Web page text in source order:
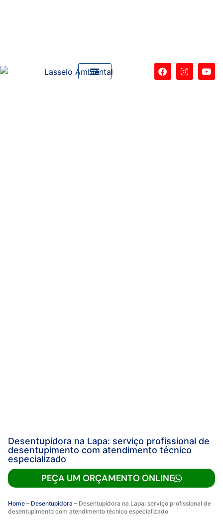
Desentupidora na Lapa: serviço profissional de
desentupimento com atendimento técnico
especializado
PEÇA UM ORÇAMENTO ONLINE
Home – Desentupidora – Desentupidora na Lapa: serviço profissional de
desentupimento com atendimento técnico especializado